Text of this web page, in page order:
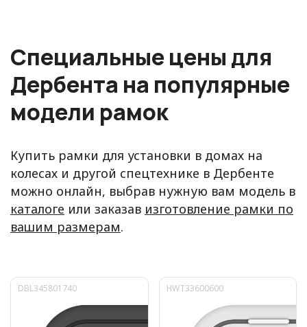
Специальные цены для
Дербента на популярные
модели рамок
Купить рамки для установки в домах на
колесах и другой спецтехнике в Дербенте
можно онлайн, выбрав нужную вам модель в
каталоге или заказав изготовление рамки по
вашим размерам.
DBL345801740 HWT33600600